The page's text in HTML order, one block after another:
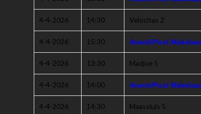
4-4-2026 14:30 Velocitas 2
4-4-2026 15:30 Avanti/Post
4-4-2026 13:30 Madjoe 5
4-4-2026 14:00 Avanti/Post
4-4-2026 14:30 Maassluis 5